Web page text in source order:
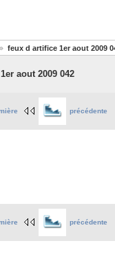
feux d artifice 1er aout 2009
aout 2009 042
précédente
précédente